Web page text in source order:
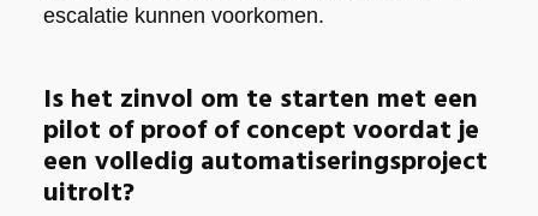
escalatie kunnen voorkomen.
Is het zinvol om te starten met een
pilot of proof of concept voordat je
een volledig automatiseringsproject
uitrolt?